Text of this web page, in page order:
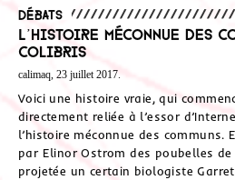
Débats
L’histoire méconnue des
Colibris
calimaq, 23 juillet 2017.
Voici une histoire vraie, qui
directement reliée à l’essor
l’histoire méconnue des communs.
par Elinor Ostrom des poubelles de
projetée un certain biologiste